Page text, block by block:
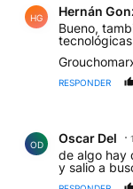
HG Hernán
Bueno,
RESPONDER
OD Oscar Del
de algo hay
y salio a